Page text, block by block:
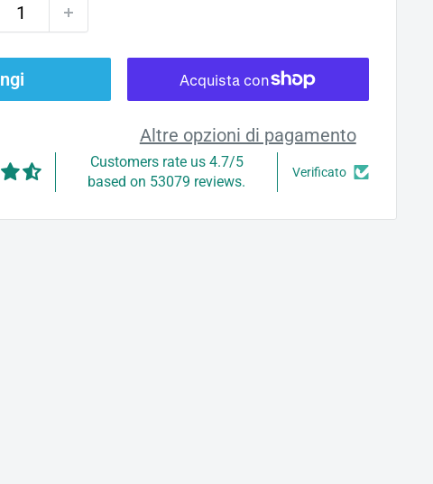
Altre opzioni di pagamento
Customers rate us 4.7/5
based on 53079 reviews.
Verificato